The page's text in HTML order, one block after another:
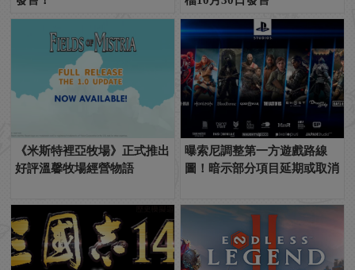
《米斯特裡亞牧場》正式推出
好評溫馨牧場經營物語
曝索尼調整第一方遊戲路線
圖！暗示部分項目延期或取消